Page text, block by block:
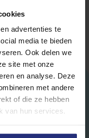
advertenties te
media te bieden
Ook delen we
site met onze
en analyse. Deze
met andere
of die ze hebben
van hun services.
helpen u graag!
en wilt deze graag